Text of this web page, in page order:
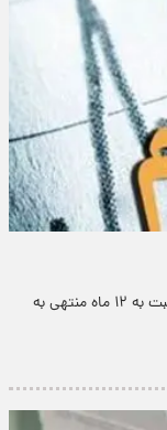
نرخ تورم در ۱۲ ماه منتهی به اردیبهشت ماه ۱۴۰۵ نسبت به ۱۲ ماه منتهی به